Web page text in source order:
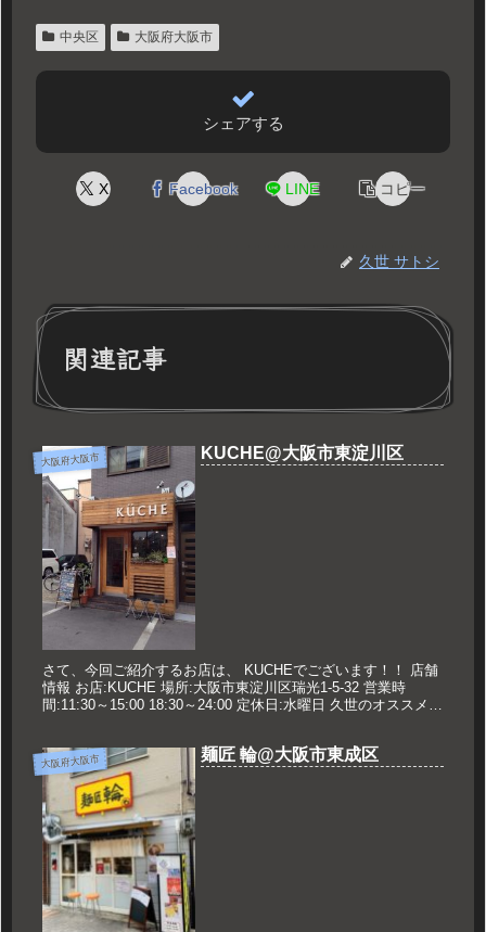
中央区 大阪府大阪市
シェアする
X Facebook LINE コピー
久世 サトシ
関連記事
大阪府大阪市 KUCHE@大阪市東淀川区
さて、今回ご紹介するお店は、 KUCHEでございます！！ 店舗
情報 お店:KUCHE 場所:大阪市東淀川区瑞光1-5-32 営業時
間:11:30～15:00 18:30～24:00 定休日:水曜日 久世のオススメ
大阪府大阪市 麺匠 輪@大阪市東成区